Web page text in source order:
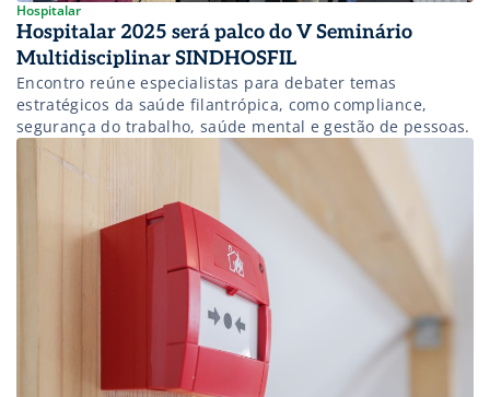
Hospitalar
Hospitalar 2025 será palco do V Seminário
Multidisciplinar SINDHOSFIL
Encontro reúne especialistas para debater temas
estratégicos da saúde filantrópica, como compliance,
segurança do trabalho, saúde mental e gestão de pessoas.